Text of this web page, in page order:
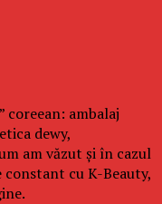
coreean: ambalaj
dewy,
am văzut și în cazul
cu K-Beauty,